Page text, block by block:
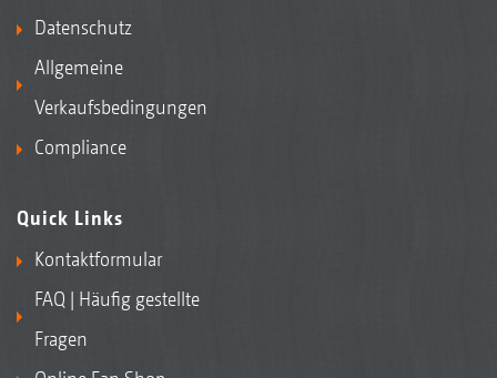
Datenschutz
Allgemeine
Verkaufsbedingungen
Compliance
Quick Links
Kontaktformular
FAQ | Häufig gestellte
Fragen